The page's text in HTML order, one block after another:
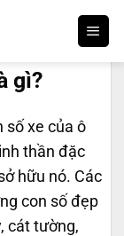
gì?
số xe của ô
thần đặc
hữu nó. Các
con số đẹp
cát tường,